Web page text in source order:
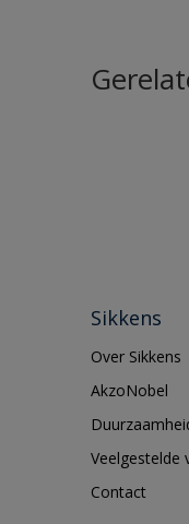
Sikkens
Over Sikkens
AkzoNobel
Veelgestelde
Contact